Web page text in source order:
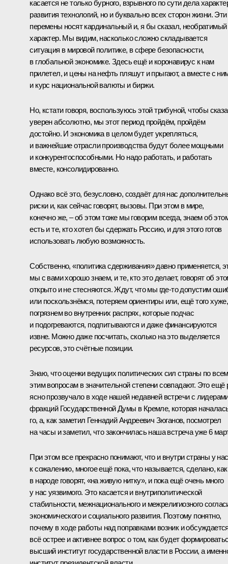
касается не только бурного, взрывного по сути дела
развития технологий, но и буквально всех сторон жизни. Эти
перемены носят кардинальный и, я бы сказал, необратимый
характер. Мы видим, насколько сложно складывается
ситуация в мировой политике, в сфере безопасности,
в глобальной экономике. Здесь ещё и коронавирус к нам
прилетел, и цены на нефть пляшут и прыгают, а вместе с
и курс национальной валюты и биржи.
Но, кстати говоря, воспользуюсь этой трибуной, чтобы
уверен абсолютно, мы этот период пройдём, пройдём
достойно. И экономика в целом будет укрепляться,
и важнейшие отрасли производства будут более мощными
и конкурентоспособными. Но надо работать, и работать
вместе, консолидированно.
Однако всё это, безусловно, создаёт для нас
риски и, как сейчас говорят, вызовы. При этом в мире,
конечно же, – об этом тоже мы говорим всегда, знаем об
есть и те, кто хотел бы сдержать Россию, и для этого готов
использовать любую возможность.
Собственно, «политика сдерживания» давно применяется,
мы с вами хорошо знаем, и те, кто это делает, говорят об
открыто и не стесняются. Ждут, что мы где-то допустим
или поскользнёмся, потеряем ориентиры или, ещё того хуже,
погрязнем во внутренних распрях, которые подчас
и подогреваются, подпитываются и даже финансируются
извне. Можно даже посчитать, сколько на это выделяется
ресурсов, это счётные позиции.
Знаю, что оценки ведущих политических сил страны по всем
этим вопросам в значительной степени совпадают. Это ещё
ясно прозвучало в ходе нашей недавней встречи с
фракций Государственной Думы в Кремле, которая
го, а, как заметил Геннадий Андреевич Зюганов, посмотрел
на часы и заметил, что закончилась наша встреча уже 6
При этом все прекрасно понимают, что и внутри страны у
к сожалению, многое ещё пока, что называется, сделано, как
в народе говорят, «на живую нитку», и пока ещё очень много
у нас уязвимого. Это касается и внутриполитической
стабильности, межнационального и межрелигиозного
экономического и социального развития. Поэтому понятно,
почему в ходе работы над поправками возник и
всё острее и активнее вопрос о том, как будет
высший институт государственной власти в России, а